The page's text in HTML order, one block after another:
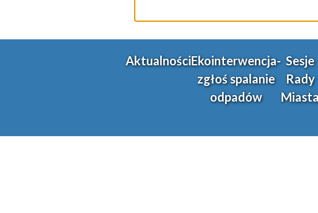
AktualnościEkointerwencja-
zgłoś spalanie
odpadów
Sesje
Rady